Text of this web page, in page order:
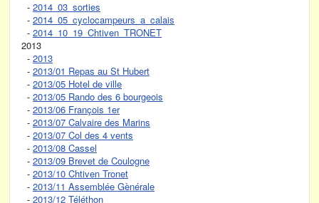
- 2014_03_sorties
- 2014_05_cyclocampeurs_a_calais
- 2014_10_19_Chtiven_TRONET
2013
- 2013
- 2013/01 Repas au St Hubert
- 2013/05 Hotel de ville
- 2013/05 Rando des 6 bourgeois
- 2013/06 François 1er
- 2013/07 Calvaire des Marins
- 2013/07 Col des 4 vents
- 2013/08 Cassel
- 2013/09 Brevet de Coulogne
- 2013/10 Chtiven Tronet
- 2013/11 Assemblée Gènérale
- 2013/12 Téléthon